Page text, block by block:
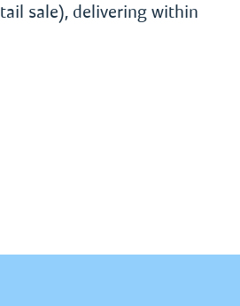
sale), delivering within